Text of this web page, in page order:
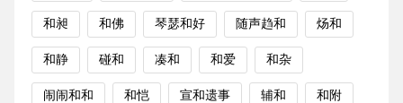
和昶 和佛 琴瑟和好 随声趋和 炀和
和静 碰和 凑和 和爱 和杂
闹闹和和 和恺 宣和遗事 辅和 和附